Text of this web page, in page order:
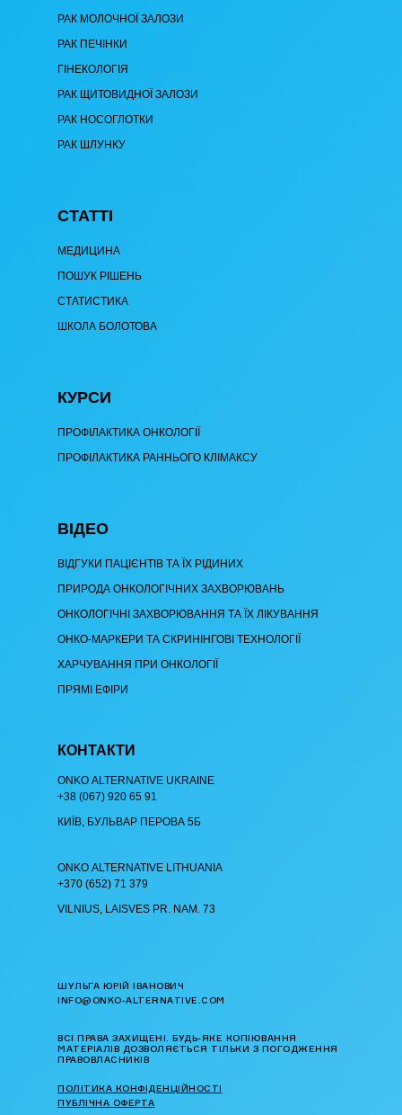
РАК МОЛОЧНОЇ ЗАЛОЗИ
РАК ПЕЧІНКИ
ГІНЕКОЛОГІЯ
РАК ЩИТОВИДНОЇ ЗАЛОЗИ
РАК НОСОГЛОТКИ
РАК ШЛУНКУ
СТАТТІ
МЕДИЦИНА
ПОШУК РІШЕНЬ
СТАТИСТИКА
ШКОЛА БОЛОТОВА
КУРСИ
ПРОФІЛАКТИКА ОНКОЛОГІЇ
ПРОФІЛАКТИКА РАННЬОГО КЛІМАКСУ
ВІДЕО
ВІДГУКИ ПАЦІЄНТІВ ТА ЇХ РІДИНИХ
ПРИРОДА ОНКОЛОГІЧНИХ ЗАХВОРЮВАНЬ
ОНКОЛОГІЧНІ ЗАХВОРЮВАННЯ ТА ЇХ ЛІКУВАННЯ
ОНКО-МАРКЕРИ ТА СКРИНІНГОВІ ТЕХНОЛОГІЇ
ХАРЧУВАННЯ ПРИ ОНКОЛОГІЇ
ПРЯМІ ЕФІРИ
КОНТАКТИ
ОNKO АLTERNATIVE UKRAINE
+38 (067) 920 65 91
КИЇВ, БУЛЬВАР ПЕРОВА 5Б
ОNKO АLTERNATIVE LITHUANIA
+370 (652) 71 379
VILNIUS, LAISVES PR. NAM. 73
ШУЛЬГА ЮРІЙ ІВАНОВИЧ
INFO@ONKO-ALTERNATIVE.COM
ВСІ ПРАВА ЗАХИЩЕНІ. БУДЬ-ЯКЕ КОПІЮВАННЯ
МАТЕРІАЛІВ ДОЗВОЛЯЄТЬСЯ ТІЛЬКИ З ПОГОДЖЕННЯ
ПРАВОВЛАСНИКІВ
ПОЛІТИКА КОНФІДЕНЦІЙНОСТІ
ПУБЛІЧНА ОФЕРТА